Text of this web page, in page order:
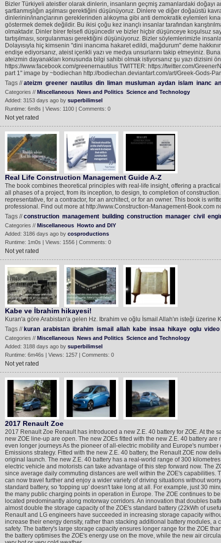
Bizler Türkiyeli ateistler olarak dinlerin, insanların geçmiş zamanlardaki
şartlanmışlığın aşılması gerektiğini düşünüyoruz. Dinlere ve diğer doğaüstü
dinlerinin/inançlarının gereklerinden alıkoyma gibi anti demokratik eylemleri
göstermek demek değildir. Bu ikisi çoğu kez inançlı insanlar tarafından
olmaktadır. Dinler birer felsefi düşüncedir ve bizler hiçbir düşünceye koşulsuz
tartışılması, sorgulanması gerektiğini düşünüyoruz. Bizler söylemlerimizle
Dolayısıyla hiç kimsenin "dini inancıma hakaret edildi, mağdurum" deme
endişe ediyorsanız, ateist içerikli yazı ve medya unsurlarını takip etmeyiniz.
ateizmin dayanakları konusunda bilgi sahibi olmak istiyorsanız şu yazı dizisini
https://www.facebook.com/greenernautilus TWITTER: https://twitter.com/
part 1" image by ~bodiechan http://bodiechan.deviantart.com/art/Greek-Gods-
Tags //ateizm greener nautilus din liman musluman aydan islam inanc
Categories // Miscellaneous News and Politics Science and Technology
Added: 3153 days ago by superbilimsel
Runtime: 6m8s | Views: 1100 | Comments: 0
Not yet rated
Real Life Construction Management Guide A-Z
The book combines theoretical principles with real-life insight, offering a
all phases of a project, from its inception, to design, to completion of
representative, for a contractor, for an architect, or for an owner. This book is
professional. Find out more at http://www.Construction-Management-Book.com
Tags //construction management building construction manager civil
Categories // Miscellaneous Howto and DIY
Added: 3186 days ago by cosproductions
Runtime: 1m0s | Views: 1556 | Comments: 0
Not yet rated
Kabe ve İbrahim hikayesi!
Kuran'a göre Arabistan'a gelen Hz. Ibrahim ve oğlu İsmail Allah'ın isteği
Tags // kuran arabistan ibrahim ismail allah kabe insaa hikaye oglu video
Categories // Miscellaneous News and Politics Science and Technology
Added: 3188 days ago by superbilimsel
Runtime: 6m46s | Views: 1257 | Comments: 0
Not yet rated
2017 Renault Zoe
2017 Renault Zoe Renault has introduced a new Z.E. 40 battery for ZOE. At
new ZOE line-up are open. The new ZOEs fitted with the new Z.E. 40 battery
even longer journeys As the pioneer of all-electric mobility and Europe's
Emissions strategy. Fitted with the new Z.E. 40 battery, the Renault ZOE now
original launch. The new Z.E. 40 battery has a real-world range of 300
electric vehicle and motorists can take advantage of this step forward now.
since average daily commuting distances are well within the ZOE's
can now travel further and enjoy a wider variety of driving situations without
standard battery, so 'topping up' doesn't take long at all. For example, just 30
the many public charging points in operation in Europe. The ZOE continues to
located predominantly along motorway corridors. An innovation that doubles
almost double the storage capacity of the ZOE's standard battery (22kWh of
Renault and LG engineers have succeeded in increasing storage capacity
increase their energy density, rather than stacking additional battery modules,
safety. The battery's large storage capacity ensures longer range for the ZOE
the battery optimises the ZOE's energy use on the move, while the new air